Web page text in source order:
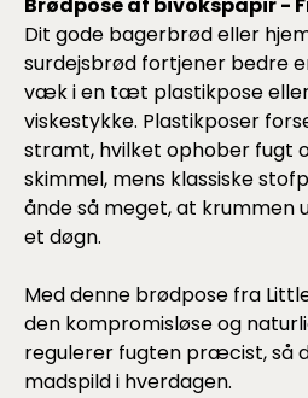
Brødpose af bivokspapir -
Dit gode bagerbrød eller
surdejsbrød fortjener bedre
væk i en tæt plastikpose
viskestykke. Plastikposer
stramt, hvilket ophober fugt
skimmel, mens klassiske
ånde så meget, at krummen
et døgn.
Med denne brødpose fra
den kompromisløse og
regulerer fugten præcist, så
madspild i hverdagen.